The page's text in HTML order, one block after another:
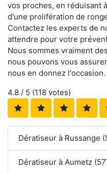
vos proches, en réduisant
d'une prolifération de
Contactez les experts de
attendre pour votre
Nous sommes vraiment
nous pouvons vous
nous en donnez l'occasion.
4.8 / 5 (118 votes)
Dératiseur à Russange
Dératiseur à Aumetz